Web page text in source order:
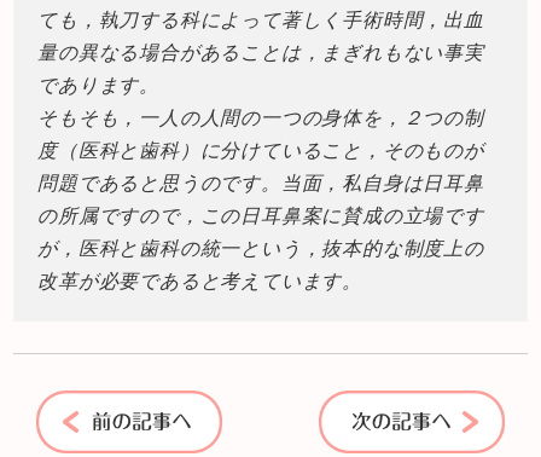
ても，執刀する科によって著しく手術時間，出血
量の異なる場合があることは，まぎれもない事実
であります。
そもそも，一人の人間の一つの身体を，２つの制
度（医科と歯科）に分けていること，そのものが
問題であると思うのです。当面，私自身は日耳鼻
の所属ですので，この日耳鼻案に賛成の立場です
が，医科と歯科の統一という，抜本的な制度上の
改革が必要であると考えています。